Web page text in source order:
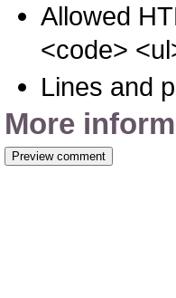
Allowed
<code>
Lines and
More